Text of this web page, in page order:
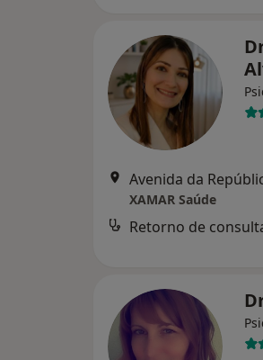
XAMAR Saúde
Retorno de